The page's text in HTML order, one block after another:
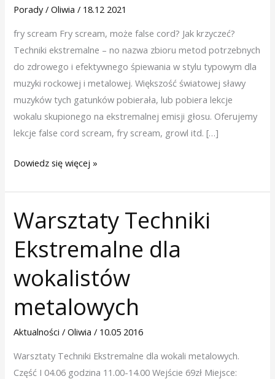
Porady/Oliwia/ 18.12 2021
fry scream Fry scream, może false cord? Jak krzyczeć?
Techniki ekstremalne – no nazwa zbioru metod potrzebnych
do zdrowego i efektywnego śpiewania w stylu typowym dla
muzyki rockowej i metalowej. Większość światowej sławy
muzyków tych gatunków pobierała, lub pobiera lekcje
wokalu skupionego na ekstremalnej emisji głosu. Oferujemy
lekcje false cord scream, fry scream, growl itd. […]
Dowiedz się więcej »
Warsztaty Techniki
Ekstremalne dla
wokalistów
metalowych
Aktualności /Oliwia/ 10.05 2016
Warsztaty Techniki Ekstremalne dla wokali metalowych.
Część I 04.06 godzina 11.00-14.00 Wejście 69zł Miejsce:
Warsztaty
Techniki
Ekstremalne
wokalistów